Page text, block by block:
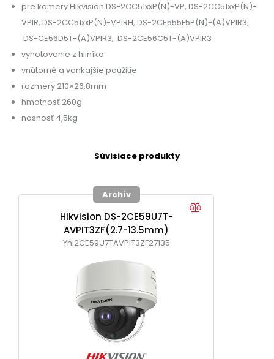
pre kamery Hikvision DS-2CC51xxP(N)-VP, DS-2CC51xxP(N)-
VPIR, DS-2CC51xxP(N)-VPIRH, DS-2CE555F5P(N)-(A)VPIR3,
DS-CE56D5T-(A)VPIR3, DS-2CE56C5T-(A)VPIR3
vyhotovenie z hliníka
vnútorné a vonkajšie použitie
rozmery 210×26.8mm
hmotnosť 260g
nosnosť 4,5kg
Súvisiace produkty
Archív
Hikvision DS-2CE59U7T-
AVPIT3ZF(2.7-13.5mm)
Yhi2CE59U7TAVPIT3ZF27135